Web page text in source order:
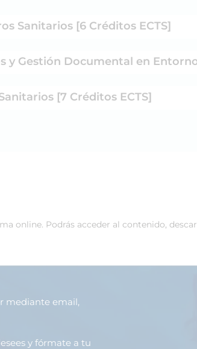
Sanitarios [6 Créditos ECTS]
Gestión Documental en
[7 Créditos ECTS]
online. Podrás acceder al contenido,
mediante email,
y fórmate a tu